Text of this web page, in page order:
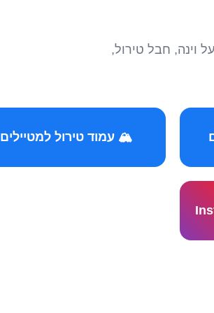
וינה, חבל טירול,
🏔️ עמוד טירול למטיילים